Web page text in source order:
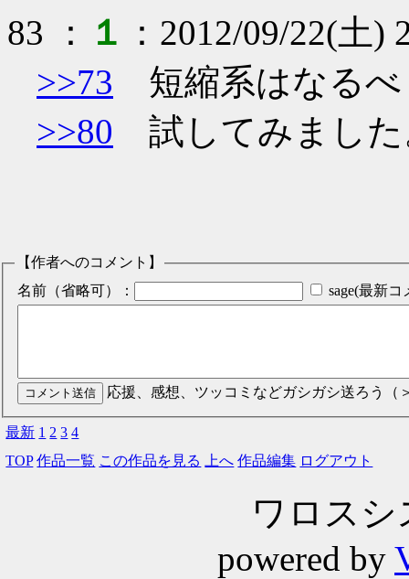
83 ： １ ： 2012/09/22(土)
>>73 短縮系はなるべ
>>80 試してみました
【作者へのコメント】
名前（省略可）：
sage(最新
応援、感想、ツッコミなどガシガシ送ろう（
最新 1 2 3 4
TOP 作品一覧 この作品を見る 上へ 作品編集 ログアウト
ワロスシ
powered by